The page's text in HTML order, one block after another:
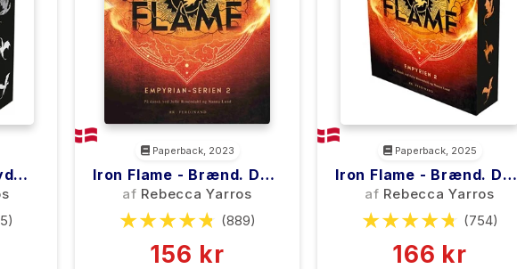
Paperback, 2023
Iron Flame - Brænd. Det.
Ned.
af Rebecca Yarros
(889)
156 kr
Paperback, 2025
Iron Flame - Brænd. Det.
Ned.
af Rebecca Yarros
(754)
166 kr